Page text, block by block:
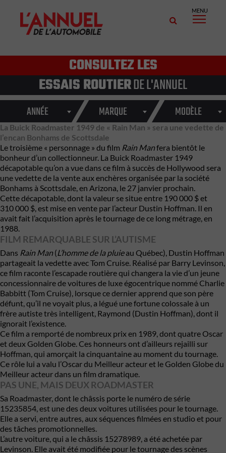
MENU
CONSULTEZ LES
ESSAIS ROUTIERDE L'ANNUEL
ANNÉE MARQUE MODÈLE
La Buick Roadmaster 1949 de « Rain Man » sera une vedette de
l’encan Bonhams de Scottsdale
Le troisième « personnage » du film Rain Manfera bientôt le
bonheur d’un collectionneur. La Buick Roadmaster 1949
décapotable qu’on a vue dans ce film à succès de Hollywood sera
une vedette de la vente aux enchères organisée par la société
Bonhams à Scottsdale, en Arizona, le 27 janvier prochain.
Cette décapotable, dont la valeur se situe entre 190 000 $ et
310 000 $, est mise en vente par l’acteur Dustin Hoffman. Il en
avait fait l’acquisition après le tournage de ce long métrage, en
1988.
FILM REMARQUABLE SUR L’AUTISME
Dans Rain Man(L’homme de la pluieau Québec), Dustin Hoffman
partageait la vedette avec Tom Cruise. Réalisé par Barry Levinson,
ce film raconte l’escapade routière qui changera la vie d’un jeune
concessionnaire de voitures de luxe égocentrique nommé Charlie
Babbitt (Tom Cruise), lorsque ce dernier apprend que son père
défunt, qu’il ne voyait plus, a légué une fortune colossale à un
frère autiste très intelligent, Raymond (Dustin Hoffman), dont il
ignorait l’existence.
Ce film a remporté de nombreux prix en 1989, dont quatre Oscar
et deux Golden Globe. Ces honneurs ont d’ailleurs rejailli sur
Hoffman, qui amorçait la cinquantaine au moment du tournage.
Ce rôle lui a valu l’Oscar du Meilleur acteur et le Golden Globe du
Meilleur acteur dans un film dramatique.
PAS UNE, MAIS DEUX ROADMASTER
Sa Roadmaster, dont le châssis porte le numéro de série
15235854, est une des deux voitures utilisées pour le tournage.
Elle a servi, entre autres, aux séquences filmées en studio et pour
des tâches promotionnelles.
L’autre voiture, qui a le châssis 15278989, a été achetée par
Levinson. Elle avait été modifiée pour le tournage des scènes